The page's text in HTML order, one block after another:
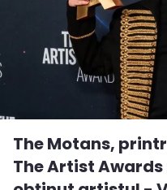
The Motans,
The Artist Awards